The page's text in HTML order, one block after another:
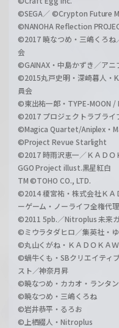
©SEGA／ ©Crypton Future
©NANOHA Reflection
©2017 暁なつめ・三嶋くろね
会
©GAINAX・中島かずき／アニ
©2015丸戸史明・深崎暮人・
員会
©東出祐一郎・TYPE-MOON /
©2017 プロジェクトラブライ
©Magica Quartet/Aniplex・
©Project Revue Starlight
©2017 時雨沢恵一／ＫＡＤ
GGO Project illust.黒星紅白
TM ©TOHO CO., LTD.
©2014 榎宮祐・株式会社ＫＡ
ーゲーム・ノーライフ全権代
©2011 5pb.／Nitroplus 未来
©ミウラタダヒロ／集英社・
©丸山くがね・ＫＡＤＯＫＡ
©蝸牛くも・SBクリエイティ
スト／神奈月昇
©暁なつめ・カカオ・ランタン
©暁なつめ・三嶋くろね
©岩井恭平・るろお
©上栖綴人・Nitroplus